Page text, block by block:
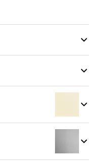
Oregon 16